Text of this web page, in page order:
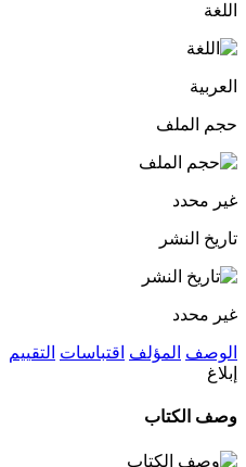
اللغة
العربية
حجم الملف
غير محدد
تاريخ النشر
غير محدد
الوصف المؤلف اقتباسات التقييم
إبلاغ
وصف الكتاب